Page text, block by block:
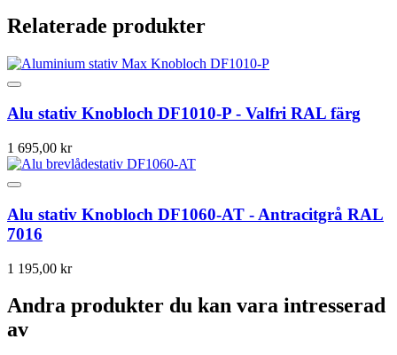
Relaterade produkter
Alu stativ Knobloch DF1010-P - Valfri RAL färg
1 695,00 kr
Alu stativ Knobloch DF1060-AT - Antracitgrå RAL
7016
1 195,00 kr
Andra produkter du kan vara intresserad
av